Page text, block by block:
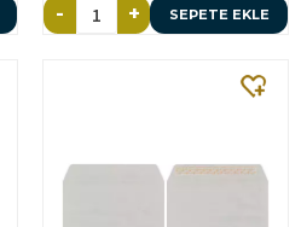
- + SEPETE EKLE